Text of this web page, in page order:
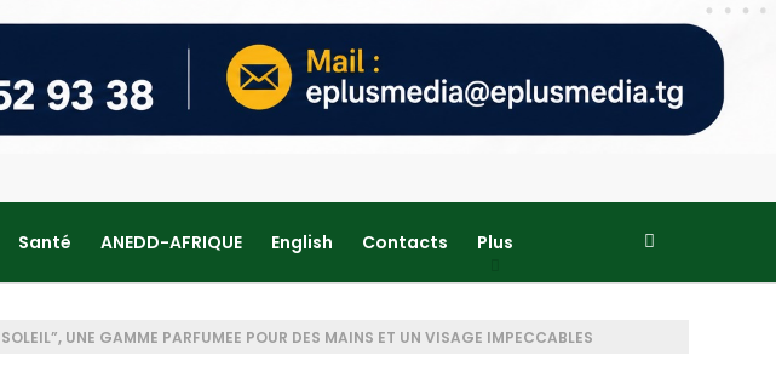
Santé ANEDD-AFRIQUE English Contacts Plus
UNE GAMME PARFUMEE POUR DES MAINS ET UN VISAGE IMPECCABLES